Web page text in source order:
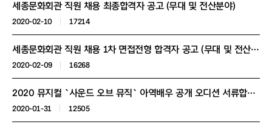
세종문화회관 직원 채용 최종합격자 공고 (무대 및 전산분야)
2020-02-10 17214
세종문화회관 직원 채용 1차 면접전형 합격자 공고 (무대 및 전산분야)
2020-02-09 16268
2020 뮤지컬 `사운드 오브 뮤직` 아역배우 공개 오디션 서류합격자 발표 및 실기오디션 진행 안내
2020-01-31 12505